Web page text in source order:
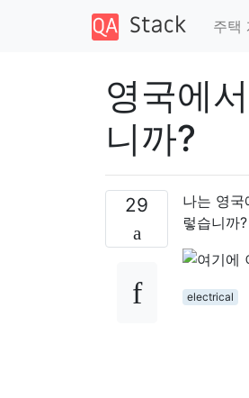
주택
영국에
니까?
29
나는 영
렇습니까?
electrical